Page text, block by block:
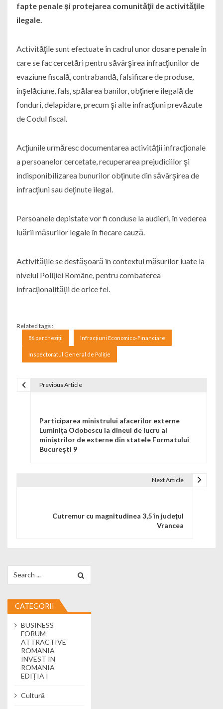
fapte penale şi protejarea comunităţii de activităţile
ilegale.
Activităţile sunt efectuate în cadrul unor dosare penale în
care se fac cercetări pentru săvârşirea infracţiunilor de
evaziune fiscală, contrabandă, falsificare de produse,
înşelăciune, fals, spălarea banilor, obţinere ilegală de
fonduri, delapidare, precum şi alte infracţiuni prevăzute
de Codul fiscal.
Acţiunile urmăresc documentarea activităţii infracţionale
a persoanelor cercetate, recuperarea prejudiciilor şi
indisponibilizarea bunurilor obţinute din săvârşirea de
infracţiuni sau deţinute ilegal.
Persoanele depistate vor fi conduse la audieri, în vederea
luării măsurilor legale în fiecare cauză.
Activităţile se desfăşoară în contextul măsurilor luate la
nivelul Poliţiei Române, pentru combaterea
infracţionalităţii de orice fel.
Related tags :
86 percheziții Infracțiuni Economico-Financiare
Inspectoratul General de Poliție
Previous Article
Participarea ministrului afacerilor externe
Luminița Odobescu la dineul de lucru al
miniștrilor de externe din statele Formatului
București 9
Next Article
Cutremur cu magnitudinea 3,5 în judeţul
Vrancea
CATEGORII
BUSINESS
FORUM
ATTRACTIVE
ROMANIA
INVEST IN
ROMANIA
EDIȚIA I
Cultură